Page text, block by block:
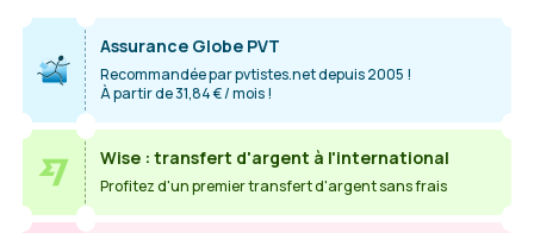
Assurance Globe PVT
Recommandée par pvtistes.net depuis 2005 !
À partir de 31,84 € / mois !
Wise : transfert d'argent à l'international
Profitez d'un premier transfert d'argent sans frais